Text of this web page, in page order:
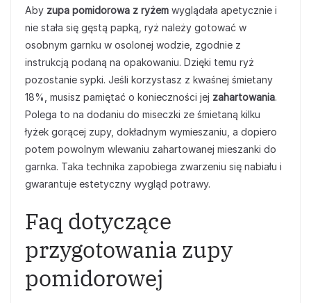
Aby zupa pomidorowa z ryżem wyglądała apetycznie i
nie stała się gęstą papką, ryż należy gotować w
osobnym garnku w osolonej wodzie, zgodnie z
instrukcją podaną na opakowaniu. Dzięki temu ryż
pozostanie sypki. Jeśli korzystasz z kwaśnej śmietany
18%, musisz pamiętać o konieczności jej zahartowania.
Polega to na dodaniu do miseczki ze śmietaną kilku
łyżek gorącej zupy, dokładnym wymieszaniu, a dopiero
potem powolnym wlewaniu zahartowanej mieszanki do
garnka. Taka technika zapobiega zwarzeniu się nabiału i
gwarantuje estetyczny wygląd potrawy.
Faq dotyczące
przygotowania zupy
pomidorowej